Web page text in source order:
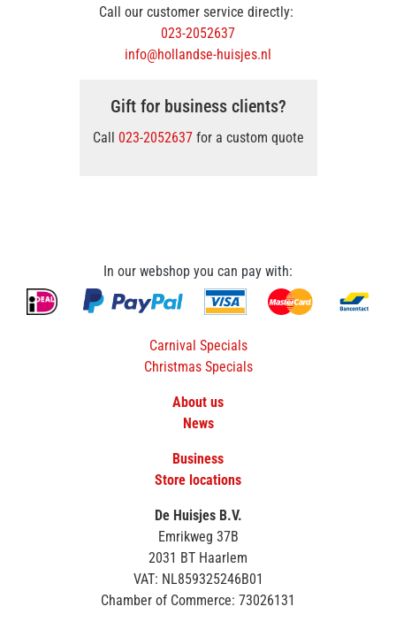
Call our customer service directly:
023-2052637
info@hollandse-huisjes.nl
Gift for business clients?
Call 023-2052637for a custom quote
In our webshop you can pay with:
Carnival Specials
Christmas Specials
About us
News
Business
Store locations
De Huisjes B.V.
Emrikweg 37B
2031 BT Haarlem
VAT: NL859325246B01
Chamber of Commerce: 73026131